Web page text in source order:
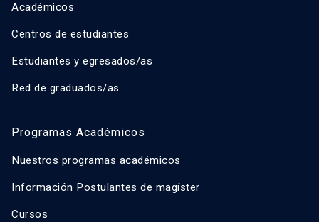
Académicos
Centros de estudiantes
Estudiantes y egresados/as
Red de graduados/as
Programas Académicos
Nuestros programas académicos
Información Postulantes de magíster
Cursos